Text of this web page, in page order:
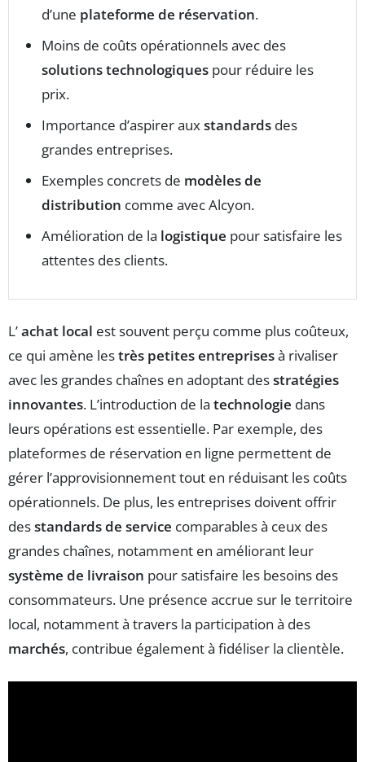
d’une plateforme de réservation.
Moins de coûts opérationnels avec des
solutions technologiques pour réduire les
prix.
Importance d’aspirer auxstandards des
grandes entreprises.
Exemples concrets de modèles de
distribution comme avec Alcyon.
Amélioration de la logistique pour satisfaire les
attentes des clients.
L’achat local est souvent perçu comme plus coûteux,
ce qui amène lestrès petites entreprisesà rivaliser
avec les grandes chaînes en adoptant desstratégies
innovantes. L’introduction de la technologie dans
leurs opérations est essentielle. Par exemple, des
plateformes de réservation en ligne permettent de
gérer l’approvisionnement tout en réduisant les coûts
opérationnels. De plus, les entreprises doivent offrir
desstandards de service comparables à ceux des
grandes chaînes, notamment en améliorant leur
système de livraison pour satisfaire les besoins des
consommateurs. Une présence accrue sur le territoire
local, notamment à travers la participation à des
marchés, contribue également à fidéliser la clientèle.